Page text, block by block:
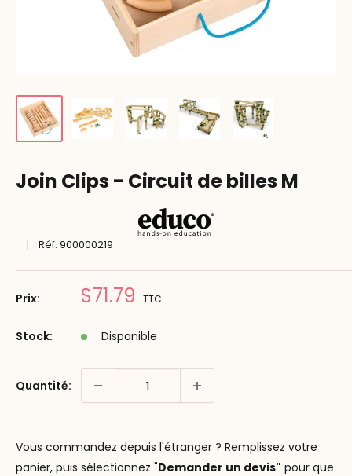
Join Clips - Circuit de billes M
Réf: 900000219
Prix: Prix
$71.79 TTC
Stock: Disponible
Quantité:
Vous commandez depuis l'étranger ? Remplissez votre
panier, puis sélectionnez "Demander un devis" pour que